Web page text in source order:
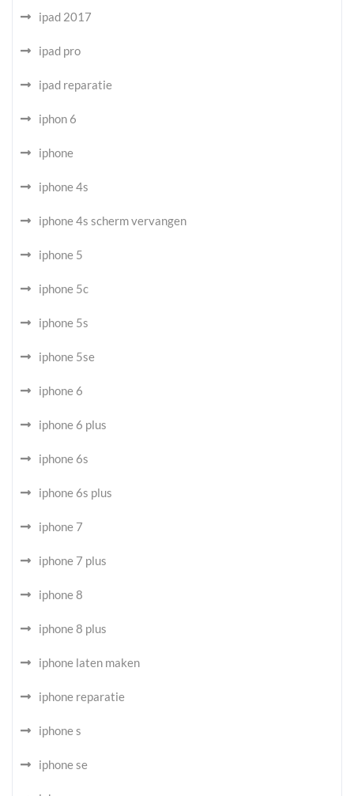
ipad 2017
ipad pro
ipad reparatie
iphon 6
iphone
iphone 4s
iphone 4s scherm vervangen
iphone 5
iphone 5c
iphone 5s
iphone 5se
iphone 6
iphone 6 plus
iphone 6s
iphone 6s plus
iphone 7
iphone 7 plus
iphone 8
iphone 8 plus
iphone laten maken
iphone reparatie
iphone s
iphone se